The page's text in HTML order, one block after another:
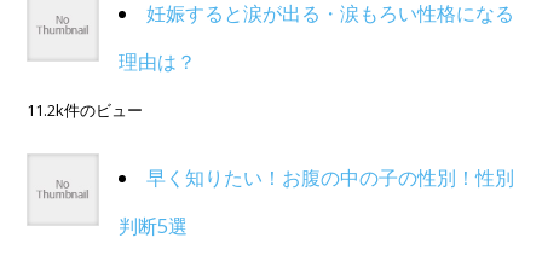
妊娠すると涙が出る・涙もろい性格になる
理由は？
11.2k件のビュー
早く知りたい！お腹の中の子の性別！性別
判断5選